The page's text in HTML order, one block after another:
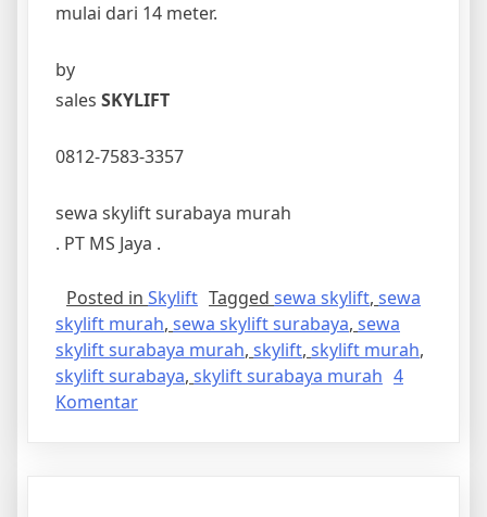
mulai dari 14 meter.
by
sales SKYLIFT
0812-7583-3357
sewa skylift surabaya murah
. PT MS Jaya .
Posted in Skylift Tagged sewa skylift, sewa
skylift murah, sewa skylift surabaya, sewa
skylift surabaya murah, skylift, skylift murah,
skylift surabaya, skylift surabaya murah 4
Komentarpada